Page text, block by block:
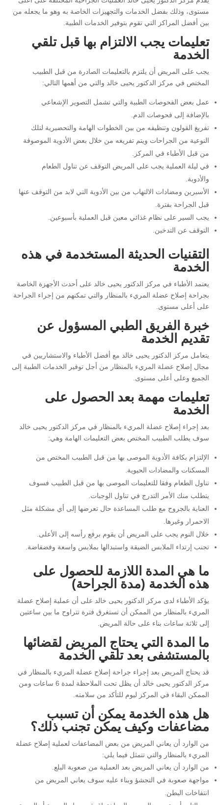
مستوى، وذلك بفضل الخدمات والتجهيزات الخاصة به وهو ما يجعله من
بين أفضل المراكز التي تقوم بتوفير الخدمات الطبية.
تعليمات يجب الالتزام بها قبل تلقي
الخدمة
يجب على المريض أن يلتزم بالتعليمات الصادرة من قبل الطبيب
المختص في مركز الدكتور يحيى خالد والتي من أهمها التالي:
عمل بعض الفحوصات الطبية والتي تشمل التصوير الإشعاعي
بالإضافة إلى فحوصات الدم.
تفريغ القولون وتنظيفه من بين الخطوات الهامة والتحضيرية لتلك
النوعية من الجراحات ويتم تفريغه من خلال بعض الأدوية الموصوفة
من قبل الأطباء في المركز.
في ليلة العملية يجب على المريض التوقف عن تناول الطعام
والأدوية.
الأسبرين ومضادات الالتهاب من بين الأدوية التي لابد من التوقف عنها
قبل الجراحة بفترة.
يجب السير على نظام غذائي معين قبل العملية بأسبوعين.
التوقف عن التدخين.
التقنيات الحديثة المستخدمة في هذه
الخدمة
يعتمد الأطباء في مركز الدكتور يحيى خالد على أحدث الأجهزة الخاصة
بجراحة إصلاح عضلة المريء بالمنظار والتي تمكنهم من إجراء الجراحة
على أعلى مستوى.
خبرة الفريق الطبي المسؤول عن
تقديم الخدمة
يتعامل مركز الدكتور يحيى خالد مع أفضل الأطباء والاستشاريين في
مجال إصلاح عضلة المريء بالمنظار من أجل توفير الخدمات الطبية إلى
الجميع وعلى أعلى مستوى.
تعليمات مهمة بعد الحصول على
الخدمة
بعد إجراء إصلاح عضلة المريء بالمنظار في مركز الدكتور يحيى خالد
سوف يطلب الطبيب المختص بعض التعليمات الهامة وهي:
الإلتزام بكافة الأدوية الموصى بها من قبل الطبيب المختص من
المسكنات والمضادات الحيوية.
تناول الطعام وفقا للتعليمات الموصى بها من قبل الطبيب فسوف
يتطلب منك الأمر التدرج في تناول الوجبات.
العناية بالجروح مع طلب المساعدة حال تعرضها إلى أي مشكلة مثل
الاحمرار وغيرها.
خلال النوم يجب على المريض أن يقوم برفع رأسه إلى الأعلى.
تجنب إرتداء الملابس الضيقة واستبدالها بملابس واسعة وفضفاضة.
ما هي المدة اللازمة للحصول على
هذه الخدمة (مدة الجراحة)
يؤكد الأطباء لدى مركز الدكتور يحيى خالد على أن عملية إصلاح عضلة
المريء بالمنظار من الممكن أن تستغرق فترة تتراوح ما بين ساعتين
إلى ثلاثة ساعات بناء على حالة المريض.
ما المدة التي يحتاج المريض لقضائها
بالمستشفى بعد تلقي الخدمة
قد يحتاج المريض بعد إجراء جراحة إصلاح عضلة المريء بالمنظار في
مركز الدكتور يحيى خالد أن يظل تحت الملاحظة لمدة 6 ساعات ومن
الممكن البقاء في المركز ليوم للتأكد من سلامته.
هل هذه الخدمة يمكن أن تسبب
مضاعفات وكيف يمكن تجنب ذلك؟
من الوارد أن يعاني المريض من بعض المضاعفات لعملية إصلاح عضلة
المريء بالمنظار والتي تتمثل فيما يلي:
من الوارد أن يعاني المريض بعد العملية من صعوبة البلع.
مواجهة صعوبة في التجشؤ وبناء عليه سوف يعاني المريض من
انتفاخات البطن.